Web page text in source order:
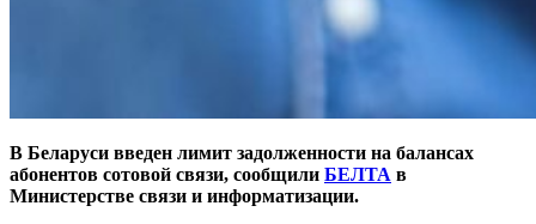
В Беларуси введен лимит задолженности на балансах
абонентов сотовой связи, сообщили БЕЛТА в
Министерстве связи и информатизации.